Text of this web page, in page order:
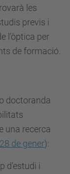
les
previs i
l’òptica per
de formació.
doctoranda
una recerca
de gener):
d'estudi i